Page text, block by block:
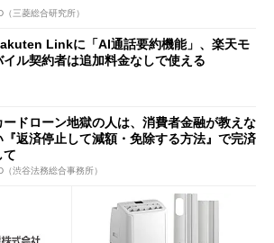
（三菱総合研究所）
Linkに「AI通話要約機能」、楽天モ
イル契約者は追加料金なしで使える
ードローン地獄の人は、消費者金融が教えな
『返済停止して減額・免除する方法』で完済
て
（渋谷法務総合事務所）